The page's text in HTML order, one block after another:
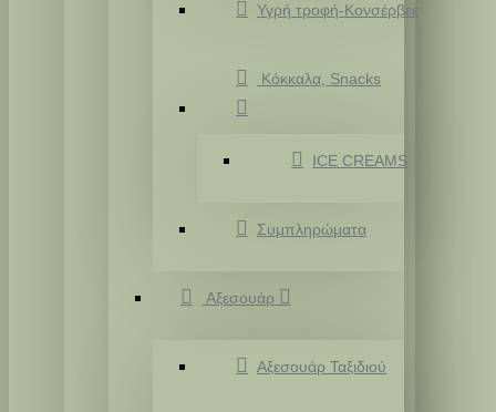
Υγρή τροφή-Κονσέρβες
Κόκκαλα, Snacks
ICE CREAMS
Συμπληρώματα
Αξεσουάρ
Αξεσουάρ Ταξιδιού